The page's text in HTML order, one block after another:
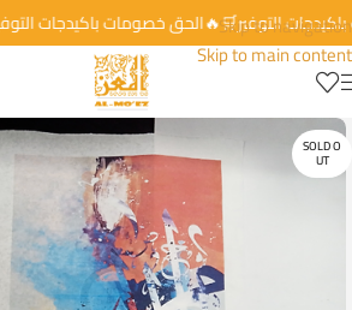
Skip to navigation
Skip to main content
التوفير🛒🔥الحق خصومات باكيدجات
SOLD O
UT